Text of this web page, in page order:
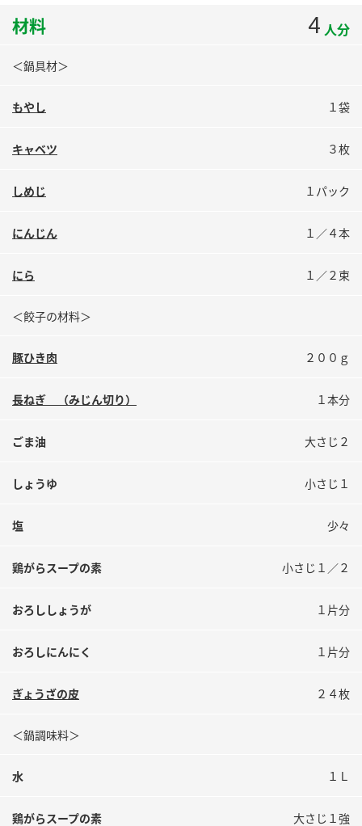
ぽん酢サワー
ミツカンのCM
ロングセラー商品 ＋ おすすめレシピ
地図から取り扱い店舗を探す
検索
業務用サイト 製造所固有記号一覧
材料 4 人分
＜鍋具材＞
もやし １袋
キャベツ ３枚
しめじ １パック
にんじん １／４本
にら １／２束
＜餃子の材料＞
豚ひき肉 ２００ｇ
長ねぎ （みじん切り） １本分
ごま油 大さじ２
しょうゆ 小さじ１
塩 少々
鶏がらスープの素 小さじ１／２
おろししょうが １片分
おろしにんにく １片分
ぎょうざの皮 ２４枚
＜鍋調味料＞
水 １Ｌ
鶏がらスープの素 大さじ１強